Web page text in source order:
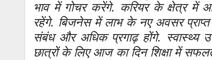
भाव में गोचर करेंगे. करियर के क्षेत्र में
रहेंगे. बिजनेस में लाभ के नए अवसर
संबंध और अधिक प्रगाढ़ होंगे. स्वास्थ्य
छात्रों के लिए आज का दिन शिक्षा में